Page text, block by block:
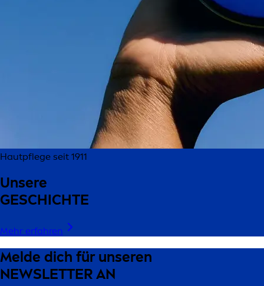
Hautpflege seit 1911
Unsere
GESCHICHTE
Mehr erfahren
Melde dich für unseren
NEWSLETTER AN